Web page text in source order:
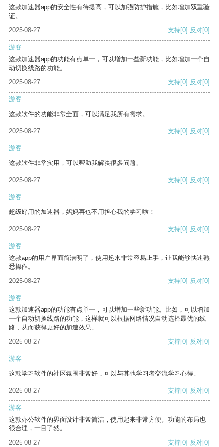
这款加速器app的安全性有待提高，可以加强防护措施，比如增加双重验
证。
2025-08-27
支持[0] 反对[0]
游客
这款加速器app的功能有点单一，可以增加一些新功能，比如增加一个自
动切换线路的功能。
2025-08-27
支持[0] 反对[0]
游客
这款软件的功能非常全面，可以满足我所有需求。
2025-08-27 支持[0] 反对[0]
游客
这款软件非常实用，可以帮助我解决很多问题。
2025-08-27 支持[0] 反对[0]
游客
超级好用的加速器，妈妈再也不用担心我的学习啦！
2025-08-27 支持[0] 反对[0]
游客
这款app的用户界面简洁明了，使用起来非常容易上手，让我能够快速熟
悉操作。
2025-08-27
支持[0] 反对[0]
游客
这款加速器app的功能有点单一，可以增加一些新功能。比如，可以增加
一个自动切换线路的功能，这样就可以根据网络情况自动选择最优的线
路，从而获得更好的加速效果。
2025-08-27
支持[0] 反对[0]
游客
这款学习软件的社区氛围非常好，可以与其他学习者交流学习心得。
2025-08-27 支持[0] 反对[0]
游客
这款办公软件的界面设计非常简洁，使用起来非常方便。功能的布局也
很合理，一目了然。
2025-08-27
支持[0] 反对[0]